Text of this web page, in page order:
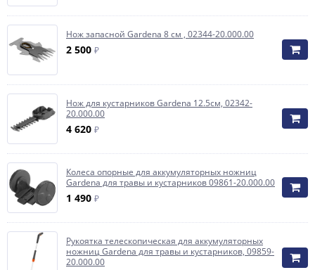
Нож запасной Gardena 8 см , 02344-20.000.00
2 500 ₽
Нож для кустарников Gardena 12.5см, 02342-
20.000.00
4 620 ₽
Колеса опорные для аккумуляторных ножниц
Gardena для травы и кустарников 09861-20.000.00
1 490 ₽
Рукоятка телескопическая для аккумуляторных
ножниц Gardena для травы и кустарников, 09859-
20.000.00